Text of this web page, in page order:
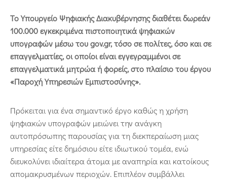
Το Υπουργείο Ψηφιακής Διακυβέρνησης διαθέτει δωρεάν
100.000 εγκεκριμένα πιστοποιητικά ψηφιακών
υπογραφών μέσω του gov.gr, τόσο σε πολίτες, όσο και σε
επαγγελματίες, οι οποίοι είναι εγγεγραμμένοι σε
επαγγελματικά μητρώα ή φορείς, στο πλαίσιο του έργου
«Παροχή Υπηρεσιών Εμπιστοσύνης».
Πρόκειται για ένα σημαντικό έργο καθώς η χρήση
ψηφιακών υπογραφών μειώνει την ανάγκη
αυτοπρόσωπης παρουσίας για τη διεκπεραίωση μιας
υπηρεσίας είτε δημόσιου είτε ιδιωτικού τομέα, ενώ
διευκολύνει ιδιαίτερα άτομα με αναπηρία και κατοίκους
απομακρυσμένων περιοχών. Επιπλέον συμβάλλει